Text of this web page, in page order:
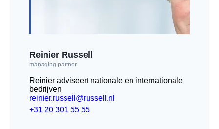
Reinier Russell
managing partner
Reinier adviseert nationale en internationale
bedrijven
reinier.russell@russell.nl
+31 20 301 55 55